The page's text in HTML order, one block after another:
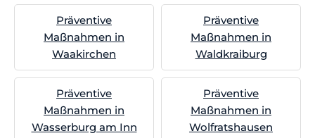
Präventive
Maßnahmen in
Waakirchen
Präventive
Maßnahmen in
Waldkraiburg
Präventive
Maßnahmen in
Wasserburg am Inn
Präventive
Maßnahmen in
Wolfratshausen